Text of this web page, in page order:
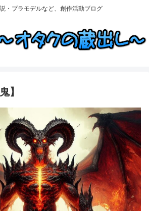
・プラモデルなど、創作活動ブログ
】